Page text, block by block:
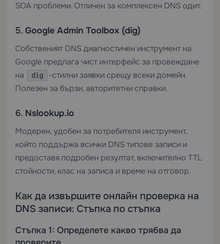
SOA проблеми. Отличен за комплексен DNS одит.
5. Google Admin Toolbox (dig)
Собственият DNS диагностичен инструмент на
Google предлага чист интерфейс за провеждане
на
dig
-стилни заявки срещу всеки домейн.
Полезен за бързи, авторитетни справки.
6. Nslookup.io
Модерен, удобен за потребителя инструмент,
който поддържа всички DNS типове записи и
предоставя подробен резултат, включително TTL
стойности, клас на записа и време на отговор.
Как да извършите онлайн проверка на
DNS записи: Стъпка по стъпка
Стъпка 1: Определете какво трябва да